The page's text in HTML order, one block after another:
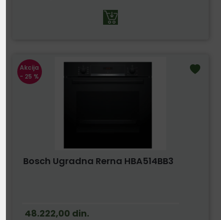
Akcija
- 25 %
Bosch Ugradna Rerna HBA514BB3
48.222,00 din.